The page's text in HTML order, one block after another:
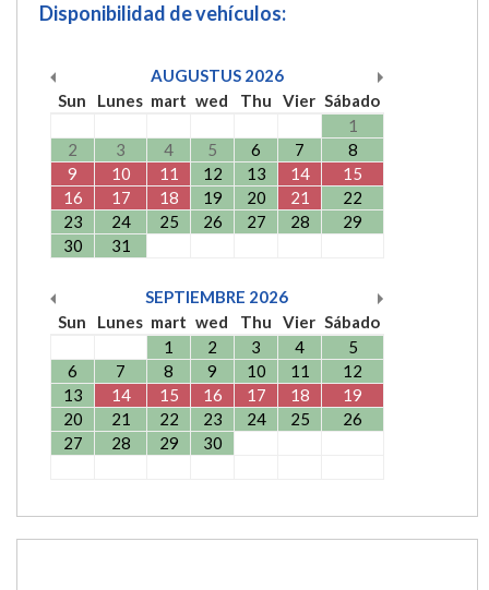
Disponibilidad de vehículos:
AUGUSTUS 2026
Sun
Lunes mart wed Thu Vier Sábado
1
2
3 4 5 6 7
8
9
10 11 12 13 14
15
16
17 18 19 20 21
22
23
24 25 26 27 28
29
30
31
SEPTIEMBRE 2026
Sun
Lunes mart wed Thu Vier Sábado
1
2 3 4
5
6
7 8 9 10 11
12
13
14 15 16 17 18
19
20
21 22 23 24 25
26
27
28 29 30